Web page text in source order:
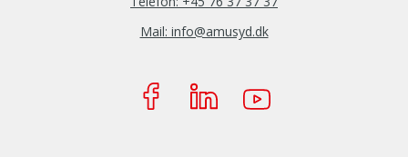
Mail: info@amusyd.dk